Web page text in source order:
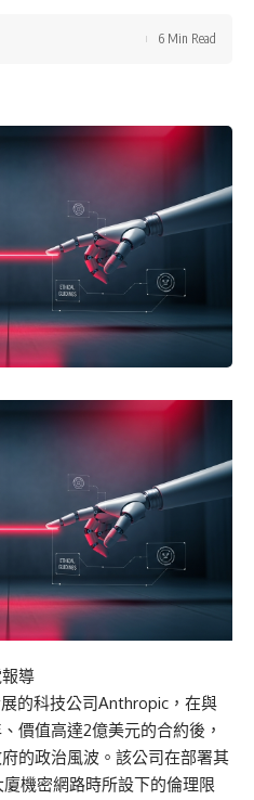
6 Min Read
報導
的科技公司Anthropic，在與
價值高達2億美元的合約後，
的政治風波。該公司在部署其
機密網路時所設下的倫理限